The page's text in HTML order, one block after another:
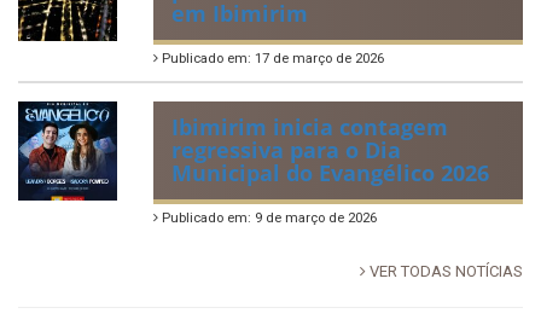
88ª Tradicional Festa de Santo
Antônio fortalece cultura,
tradição e movimenta a
economia de Ibimirim
Publicado em: 14 de junho de 2026
Dia Municipal do Evangélico
promete noite de fé e louvor